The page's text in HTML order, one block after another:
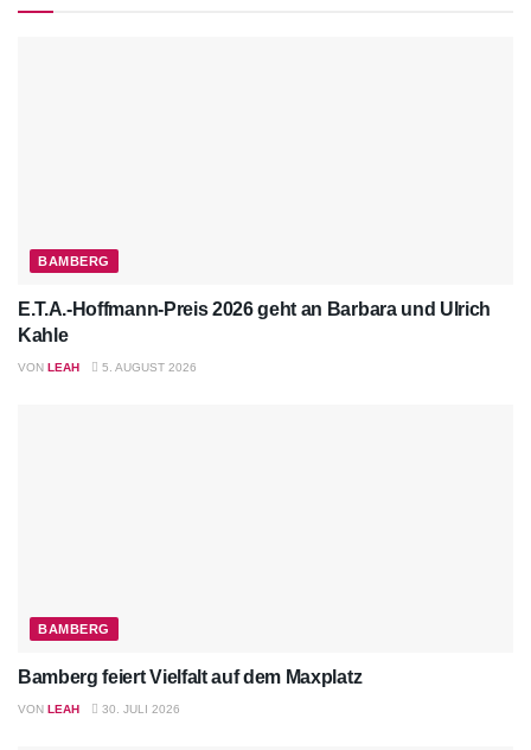
BAMBERG
E.T.A.-Hoffmann-Preis 2026 geht an Barbara und Ulrich
Kahle
VON LEAH 5. AUGUST 2026
BAMBERG
Bamberg feiert Vielfalt auf dem Maxplatz
VON LEAH 30. JULI 2026